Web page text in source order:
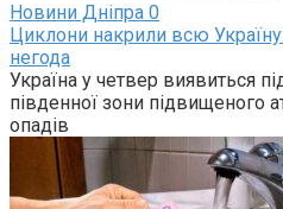
Новини Дніпра 0
Циклони накрили всю
негода
Україна у четвер виявиться
південної зони підвищеного
опадів